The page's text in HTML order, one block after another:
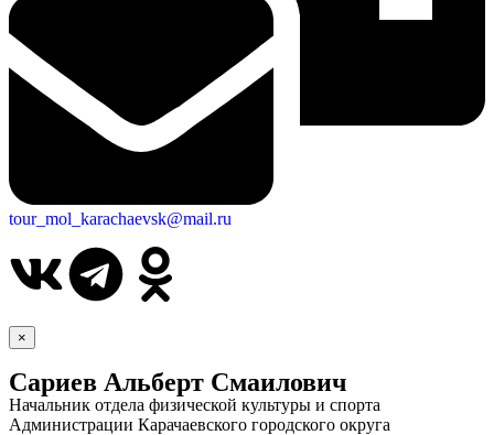
tour_mol_karachaevsk@mail.ru
×
Сариев Альберт Смаилович
Начальник отдела физической культуры и спорта
Администрации Карачаевского городского округа